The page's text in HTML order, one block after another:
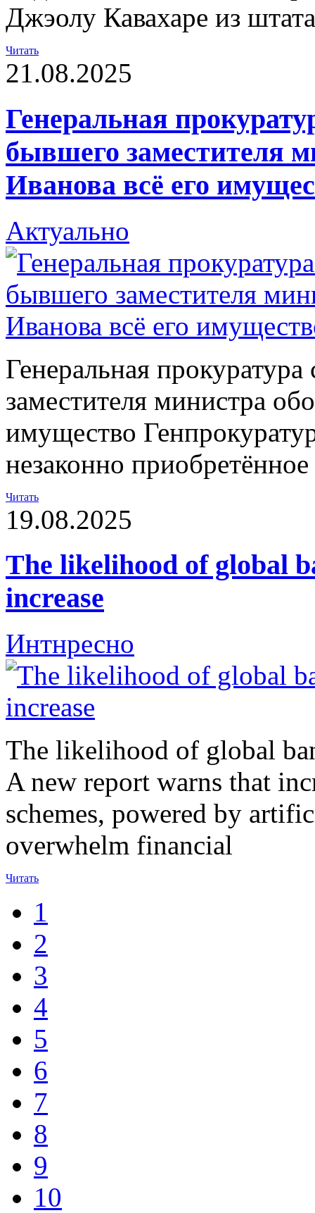
Джэолу Кавахаре из
Читать
21.08.2025
Генеральная
бывшего заместителя
Иванова всё его
Актуально
Генеральная
заместителя министра
имущество
незаконно
Читать
19.08.2025
The likelihood of global
increase
Интнресно
The likelihood of global
A new report warns that
schemes, powered by
overwhelm financial
Читать
1
2
3
4
5
6
7
8
9
10